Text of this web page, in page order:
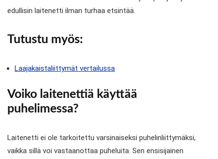
edullisin laitenetti ilman turhaa etsintää.
Tutustu myös:
Laajakaistaliittymät vertailussa
Voiko laitenettiä käyttää
puhelimessa?
Laitenetti ei ole tarkoitettu varsinaiseksi puhelinliittymäksi,
vaikka sillä voi vastaanottaa puheluita. Sen ensisijainen